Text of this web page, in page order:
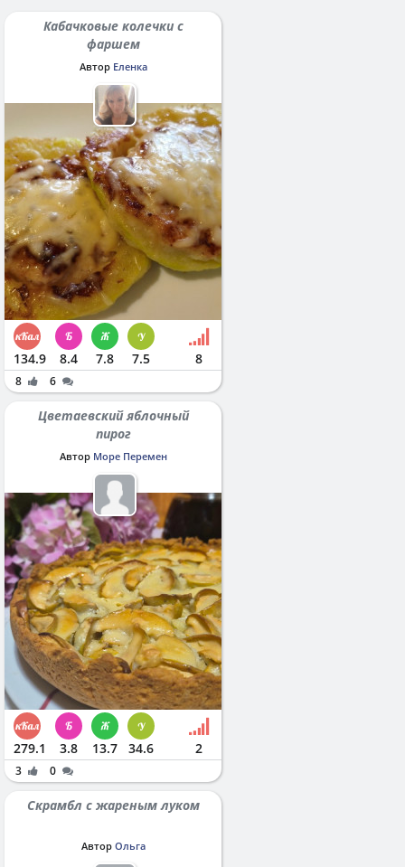
Кабачковые колечки с
фаршем
Автор Еленка
134.9 8.4 7.8 7.5 8
8 6
Цветаевский яблочный
пирог
Автор Море Перемен
279.1 3.8 13.7 34.6 2
3 0
Скрамбл с жареным луком
Автор Ольга